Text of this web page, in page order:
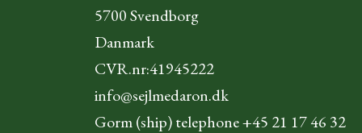
5700 Svendborg
Danmark
CVR.nr:41945222
info@sejlmedaron.dk
Gorm (ship) telephone +45 21 17 46 32